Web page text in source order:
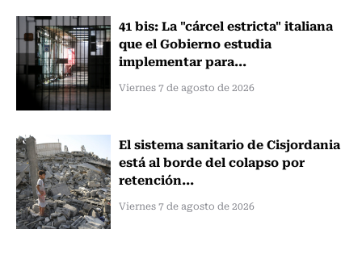
41 bis: La "cárcel estricta" italiana
que el Gobierno estudia
implementar para...
Viernes 7 de agosto de 2026
El sistema sanitario de Cisjordania
está al borde del colapso por
retención...
Viernes 7 de agosto de 2026